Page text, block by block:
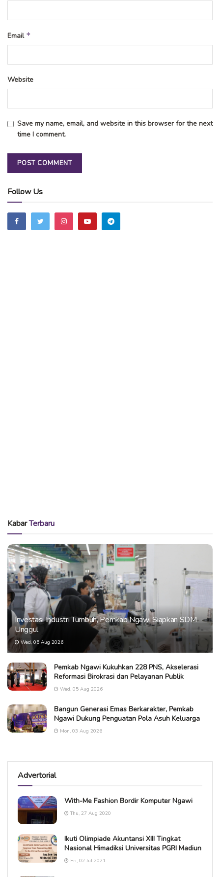
Email *
Website
Save my name, email, and website in this browser for the next
time I comment.
Follow Us
KabarTerbaru
Investasi Industri Tumbuh, Pemkab Ngawi Siapkan SDM
Unggul
Wed, 05 Aug 2026
Pemkab Ngawi Kukuhkan 228 PNS, Akselerasi
Reformasi Birokrasi dan Pelayanan Publik
Wed, 05 Aug 2026
Bangun Generasi Emas Berkarakter, Pemkab
Ngawi Dukung Penguatan Pola Asuh Keluarga
Mon, 03 Aug 2026
Advertorial
With-Me Fashion Bordir Komputer Ngawi
Thu, 27 Aug 2020
Ikuti Olimpiade Akuntansi XIII Tingkat
Nasional Himadiksi Universitas PGRI Madiun
Fri, 02 Jul 2021